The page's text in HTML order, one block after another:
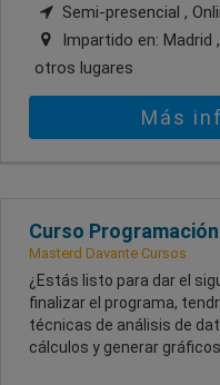
Semi-presencial ,
Impartido en: Madrid
otros lugares
Más
Curso Programación
Masterd Davante Cursos
¿Estás listo para dar el
finalizar el programa,
técnicas de análisis de
cálculos y generar